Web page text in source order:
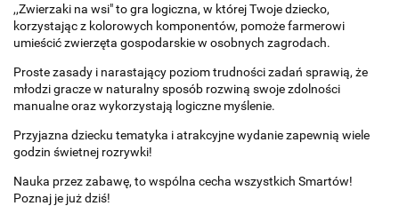
,,Zwierzaki na wsi" to gra logiczna, w której Twoje dziecko,
korzystając z kolorowych komponentów, pomoże farmerowi
umieścić zwierzęta gospodarskie w osobnych zagrodach.
Proste zasady i narastający poziom trudności zadań sprawią, że
młodzi gracze w naturalny sposób rozwiną swoje zdolności
manualne oraz wykorzystają logiczne myślenie.
Przyjazna dziecku tematyka i atrakcyjne wydanie zapewnią wiele
godzin świetnej rozrywki!
Nauka przez zabawę, to wspólna cecha wszystkich Smartów!
Poznaj je już dziś!